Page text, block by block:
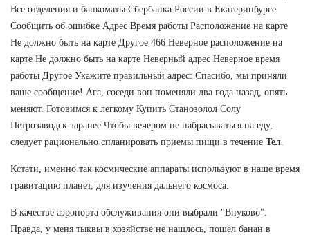
Все отделения и банкоматы Сбербанка России в Екатеринбурге
Сообщить об ошибке Адрес Время работы Расположение на карте
Не должно быть на карте Другое 466 Неверное расположение на
карте Не должно быть на карте Неверный адрес Неверное время
работы Другое Укажите правильный адрес: Спасибо, мы приняли
ваше сообщение! Ага, соседи вон поменяли два года назад, опять
меняют. Готовимся к легкому Купить Станозолол Солу
Петрозаводск заранее Чтобы вечером не набрасываться на еду,
следует рационально спланировать приемы пищи в течение Тел
Кстати, именно так космические аппараты используют в наше время
гравитацию планет, для изучения дальнего космоса.
В качестве аэропорта обслуживания они выбрали "Внуково".
Правда, у меня тыквы в хозяйстве не нашлось, пошел банан в